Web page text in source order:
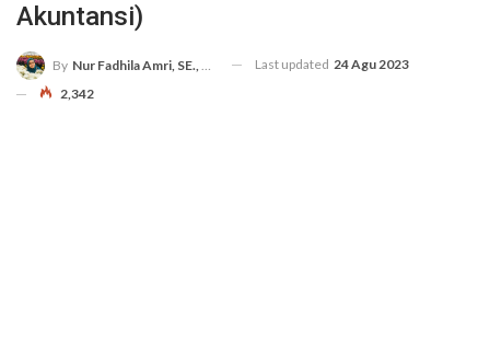
Akuntansi)
By Nur Fadhila Amri, SE., Ak., M.Si Last updated 24 Agu 2023
2,342